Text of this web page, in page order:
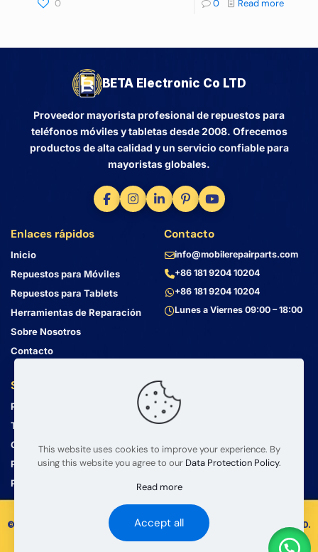
0 0 Read more
BETA Electronic Co LTD
Proveedor mayorista profesional de repuestos para
teléfonos móviles y tabletas desde 2008. Ofrecemos
productos de alta calidad y un servicio confiable para
mayoristas globales.
Enlaces rápidos
Inicio
Repuestos para Móviles
Repuestos para Tablets
Herramientas de Reparación
Sobre Nosotros
Contacto
Servicio al Cliente
Política de Privacidad
Términos y Condiciones
Guía de Envío
Política de Devolución
Preguntas Frecuentes
Contacto
info@mobilerepairparts.com
+86 181 9204 10204
+86 181 9204 10204
Lunes a Viernes 09:00 – 18:00
Dirección
Bin Jiang Xi Lu
Haizhu, Guangzhou
© 2008 – 2026 mobilerepairparts.com — BETA Electronic Co LTD.
Todos los Derechos Reservados.
This website uses cookies to improve your experience. By
using this website you agree to our Data Protection Policy.
Read more
Accept all